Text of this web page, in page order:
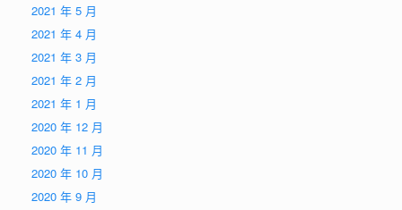
2021 年 5 月
2021 年 4 月
2021 年 3 月
2021 年 2 月
2021 年 1 月
2020 年 12 月
2020 年 11 月
2020 年 10 月
2020 年 9 月